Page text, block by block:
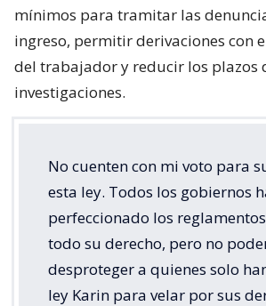
mínimos para tramitar las
ingreso, permitir derivaciones con
del trabajador y reducir los plazos
investigaciones.
No cuenten con mi voto para
esta ley. Todos los gobiernos
perfeccionado los
todo su derecho, pero no
desproteger a quienes solo
ley Karin para velar por sus